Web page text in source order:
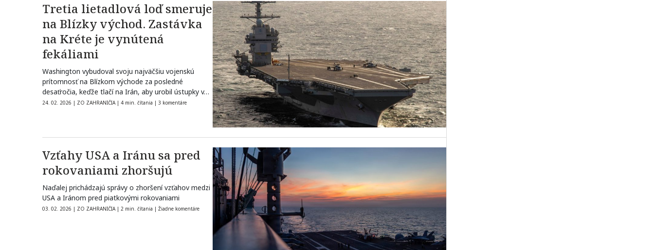
Tretia lietadlová loď smeruje
na Blízky východ. Zastávka
na Kréte je vynútená
fekáliami
Washington vybudoval svoju najväčšiu vojenskú
prítomnosť na Blízkom východe za posledné
desaťročia, keďže tlačí na Irán, aby urobil ústupky v…
24. 02. 2026 | ZO ZAHRANIČIA | 4 min. čítania | 3 komentáre
Vzťahy USA a Iránu sa pred
rokovaniami zhoršujú
Naďalej prichádzajú správy o zhoršení vzťahov medzi
USA a Iránom pred piatkovými rokovaniami
03. 02. 2026 | ZO ZAHRANIČIA | 2 min. čítania | Žiadne komentáre